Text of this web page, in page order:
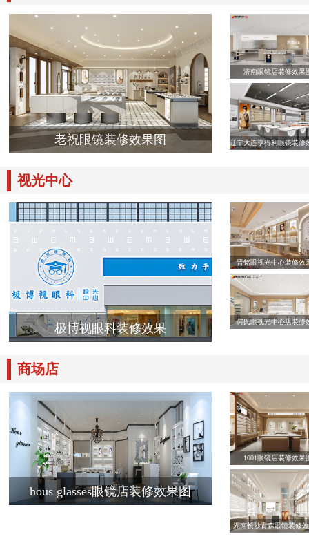
老祝眼镜装修效果图
济南眼镜店装修效果
辽宁大连亨得利眼镜装修
视光中心
极博视眼科装修效果
晋铭眼视光中心装修效
何氏眼视光中心店装修
商场店
hous glasses眼镜店装修效果图
1001眼镜店装修效果
湖南长沙青森眼镜装修